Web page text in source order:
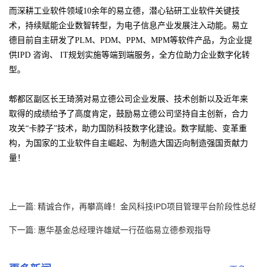
而深耕工业软件领域10余年的易立德，潜心钻研工业软件关键技
术，持续赋能企业数智转型，为电子信息产业发展注入动能。易立
德目前自主研发了PLM、PDM、PPM、MPM等软件产品，为企业提
供IPD 咨询、 IT规划实施等端到端服务，全方位助力企业数字化转
型。
郫都区副区长王琦漪对易立德公司企业发展、技术创新以及近年来
取得的成绩给予了高度肯定，鼓励易立德公司坚持自主创新，合力
攻关“卡脖子”技术，助力国防科技数字化建设。数字赋能、变革重
构，为国家的工业软件自主崛起、为制造大国迈向制造强国贡献力
量！
上一篇: 精诚合作，再攀高峰！金风科技IPD项目管理平台阶段性总结
暨表...
下一篇: 惠华基金总经理许雄斌一行莅临易立德参观指导